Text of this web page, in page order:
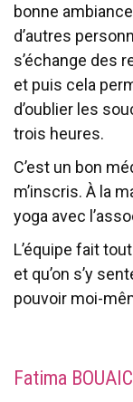
bonne
d’autres
s’échange des
et puis cela
d’oublier les
trois heures.
C’est un bon
m’inscris. À la
yoga avec
L’équipe fait
et qu’on s’y
pouvoir moi-
Fatima